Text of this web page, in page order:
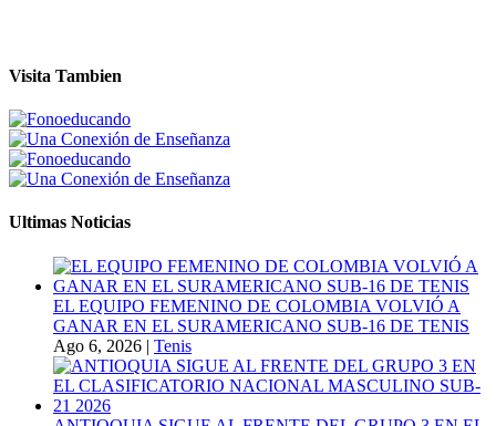
Visita Tambien
Ultimas Noticias
EL EQUIPO FEMENINO DE COLOMBIA VOLVIÓ A
GANAR EN EL SURAMERICANO SUB-16 DE TENIS
Ago 6, 2026 | Tenis